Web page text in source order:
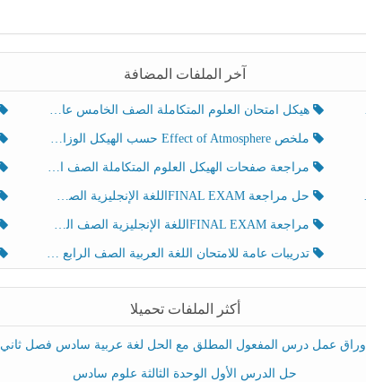
آخر الملفات المضافة
هيكل امتحان العلوم المتكاملة الصف الخامس عام الفصل الدراسي الثالث 2025-2026
ملخص Effect of Atmosphere حسب الهيكل الوزاري العلوم المتكاملة الصف الخامس انسبير الفصل الثالث
مراجعة صفحات الهيكل العلوم المتكاملة الصف الخامس انسبير الفصل الثالث
حل مراجعة FINAL EXAMاللغة الإنجليزية الصف الخامس الفصل الثالث
مراجعة FINAL EXAMاللغة الإنجليزية الصف الخامس الفصل الثالث
تدريبات عامة للامتحان اللغة العربية الصف الرابع الفصل الثالث
أكثر الملفات تحميلا
أوراق عمل درس المفعول المطلق مع الحل لغة عربية سادس فصل ثاني
حل الدرس الأول الوحدة الثالثة علوم سادس